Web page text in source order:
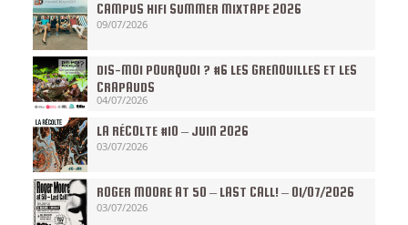
CAMPUS HIFI SUMMER MIXTAPE 2026
09/07/2026
DIS-MOI POURQUOI ? #6 LES GRENOUILLES ET LES
CRAPAUDS
04/07/2026
LA RÉCOLTE #10 – JUIN 2026
03/07/2026
ROGER MOORE AT 50 – LAST CALL! – 01/07/2026
03/07/2026